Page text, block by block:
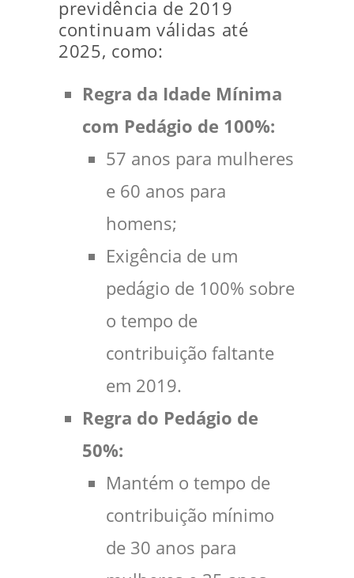
previdência de 2019
continuam válidas até
2025, como:
Regra da Idade Mínima
com Pedágio de 100%:
57 anos para mulheres
e 60 anos para
homens;
Exigência de um
pedágio de 100% sobre
o tempo de
contribuição faltante
em 2019.
Regra do Pedágio de
50%:
Mantém o tempo de
contribuição mínimo
de 30 anos para